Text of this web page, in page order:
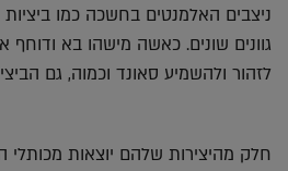
גוונים שונים. כאשה מישהו בא
לזהור ולהשמיע סאונד וכמוה, גם
חלק מהיצירות שלהם יוצאות מכותלי